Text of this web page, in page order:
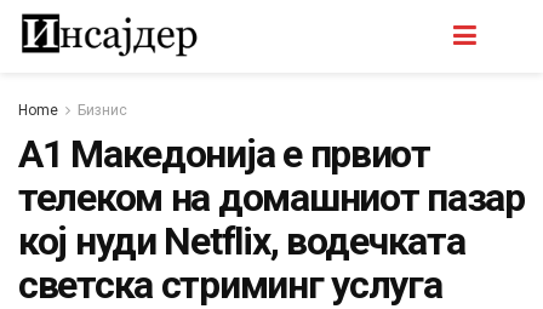
Home Бизнис
А1 Македонија е првиот
телеком на домашниот пазар
кој нуди Netflix, водечката
светска стриминг услуга